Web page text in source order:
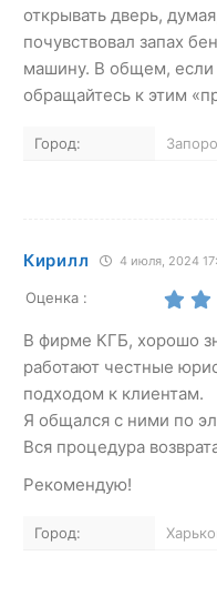
открывать дверь,
почувствовал запах
машину. В общем, если
обращайтесь к этим
Город:
Кирилл 4 июля, 2024
Оценка :
В фирме КГБ, хорошо
работают честные
подходом к клиентам.
Я общался с ними по
Вся процедура
Рекомендую!
Город: